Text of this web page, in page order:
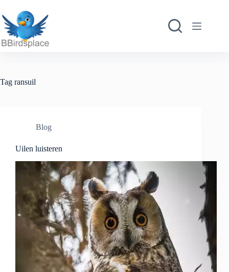
naar
de
inhoud
Tag ransuil
Blog
Uilen luisteren